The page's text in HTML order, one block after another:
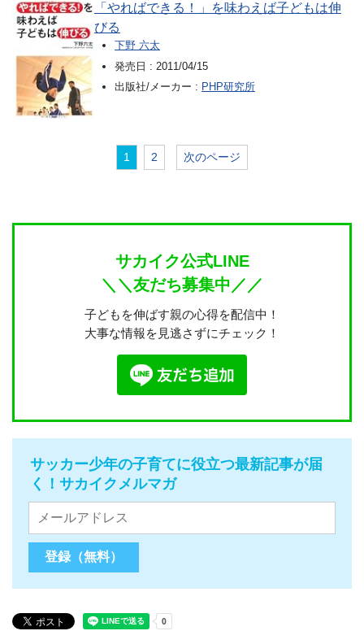
「やればできる！」を味わえば子どもは伸
びる
下野 六太
発売日 : 2011/04/15
出版社/メーカー : PHP研究所
1 2 次のページ
サカイク公式LINE
＼＼友だち募集中／／
子どもを伸ばす親の心得を配信中！
大事な情報を見逃さずにチェック！
サッカー少年の子育てに役立つ最新記事が届
く！サカイクメルマガ